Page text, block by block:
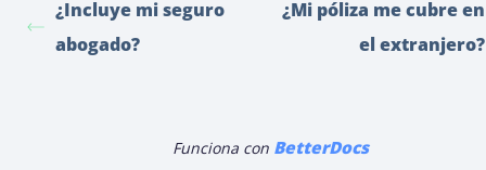
¿Incluye mi seguro
abogado?
¿Mi póliza me cubre en
el extranjero?
Funciona con BetterDocs